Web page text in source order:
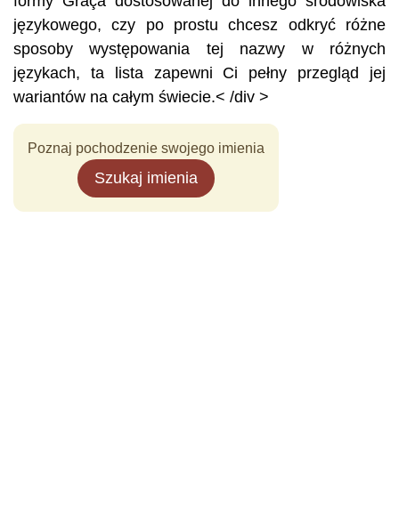
językowego, czy po prostu chcesz odkryć różne
sposoby występowania tej nazwy w różnych
językach, ta lista zapewni Ci pełny przegląd jej
wariantów na całym świecie.< /div >
Poznaj pochodzenie swojego imienia
Szukaj imienia